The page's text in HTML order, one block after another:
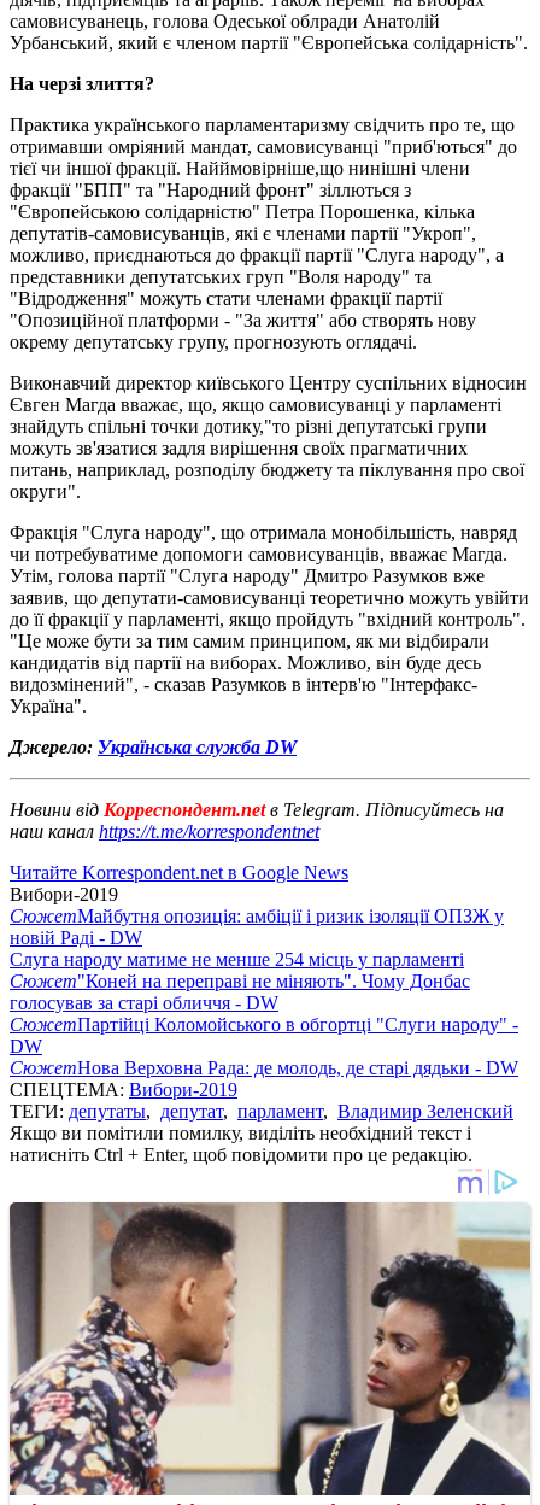
самовисуванець, голова Одеської облради Анатолій
Урбанський, який є членом партії "Європейська солідарність".
На черзі злиття?
Практика українського парламентаризму свідчить про те, що
отримавши омріяний мандат, самовисуванці "приб'ються" до
тієї чи іншої фракції. Найймовірніше,що нинішні члени
фракції "БПП" та "Народний фронт" зіллються з
"Європейською солідарністю" Петра Порошенка, кілька
депутатів-самовисуванців, які є членами партії "Укроп",
можливо, приєднаються до фракції партії "Слуга народу", а
представники депутатських груп "Воля народу" та
"Відродження" можуть стати членами фракції партії
"Опозиційної платформи - "За життя" або створять нову
окрему депутатську групу, прогнозують оглядачі.
Виконавчий директор київського Центру суспільних відносин
Євген Магда вважає, що, якщо самовисуванці у парламенті
знайдуть спільні точки дотику,"то різні депутатські групи
можуть зв'язатися задля вирішення своїх прагматичних
питань, наприклад, розподілу бюджету та піклування про свої
округи".
Фракція "Слуга народу", що отримала монобільшість, навряд
чи потребуватиме допомоги самовисуванців, вважає Магда.
Утім, голова партії "Слуга народу" Дмитро Разумков вже
заявив, що депутати-самовисуванці теоретично можуть увійти
до її фракції у парламенті, якщо пройдуть "вхідний контроль".
"Це може бути за тим самим принципом, як ми відбирали
кандидатів від партії на виборах. Можливо, він буде десь
видозмінений", - сказав Разумков в інтерв'ю "Інтерфакс-
Україна".
Джерело: Українська служба DW
Новини від Корреспондент.netв Telegram. Підписуйтесь на
наш канал https://t.me/korrespondentnet
Читайте Korrespondent.net в Google News
Вибори-2019
СюжетМайбутня опозиція: амбіції і ризик ізоляції ОПЗЖ у
новій Раді - DW
Слуга народу матиме не менше 254 місць у парламенті
Сюжет"Коней на переправі не міняють". Чому Донбас
голосував за старі обличчя - DW
СюжетПартійці Коломойського в обгортці "Слуги народу" -
DW
СюжетНова Верховна Рада: де молодь, де старі дядьки - DW
СПЕЦТЕМА: Вибори-2019
ТЕГИ: депутаты, депутат, парламент, Владимир Зеленский
Якщо ви помітили помилку, виділіть необхідний текст і
натисніть Ctrl + Enter, щоб повідомити про це редакцію.